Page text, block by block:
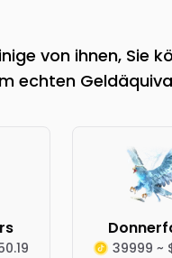
von ihnen, Sie
echten
39999 ~